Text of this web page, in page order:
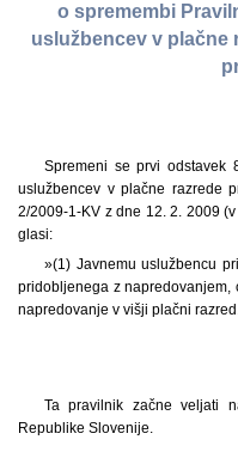
o spremembi
uslužbencev v plačne
Spremeni se prvi odstavek
uslužbencev v plačne razrede
2/2009-1-KV z dne 12. 2. 2009
glasi:
»(1) Javnemu uslužbencu
pridobljenega z napredovanjem,
napredovanje v višji plačni
Ta pravilnik začne veljati
Republike Slovenije.